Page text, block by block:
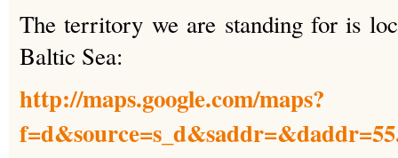
The territory we are standing for is
Baltic Sea:
http://maps.google.com/maps?